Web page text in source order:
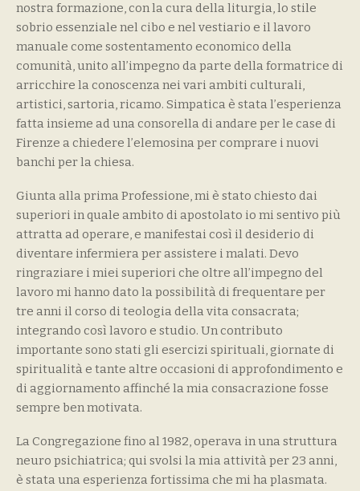
nostra formazione, con la cura della liturgia, lo stile
sobrio essenziale nel cibo e nel vestiario e il lavoro
manuale come sostentamento economico della
comunità, unito all’impegno da parte della formatrice di
arricchire la conoscenza nei vari ambiti culturali,
artistici, sartoria, ricamo. Simpatica è stata l’esperienza
fatta insieme ad una consorella di andare per le case di
Firenze a chiedere l’elemosina per comprare i nuovi
banchi per la chiesa.
Giunta alla prima Professione, mi è stato chiesto dai
superiori in quale ambito di apostolato io mi sentivo più
attratta ad operare, e manifestai così il desiderio di
diventare infermiera per assistere i malati. Devo
ringraziare i miei superiori che oltre all’impegno del
lavoro mi hanno dato la possibilità di frequentare per
tre anni il corso di teologia della vita consacrata;
integrando così lavoro e studio. Un contributo
importante sono stati gli esercizi spirituali, giornate di
spiritualità e tante altre occasioni di approfondimento e
di aggiornamento affinché la mia consacrazione fosse
sempre ben motivata.
La Congregazione fino al 1982, operava in una struttura
neuro psichiatrica; qui svolsi la mia attività per 23 anni,
è stata una esperienza fortissima che mi ha plasmata.